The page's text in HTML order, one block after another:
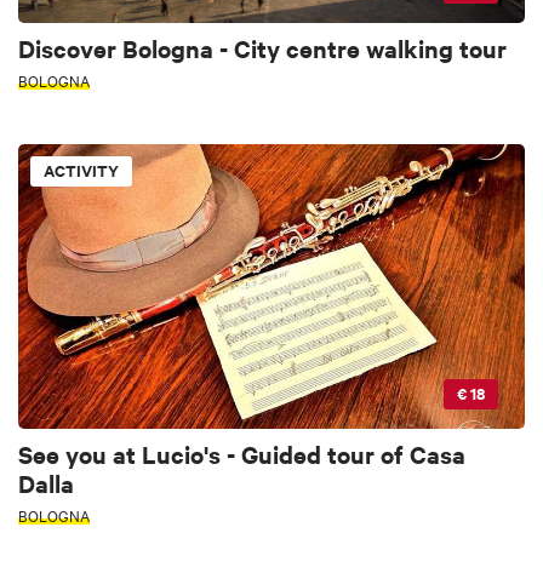
Discover Bologna - City centre walking tour
BOLOGNA
ACTIVITY
€ 18
See you at Lucio's - Guided tour of Casa
Dalla
BOLOGNA